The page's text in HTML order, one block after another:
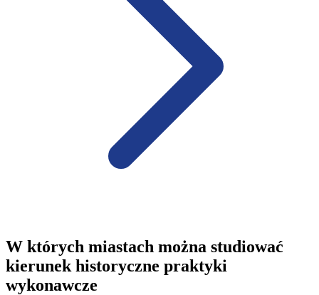
W których miastach można studiować
kierunek historyczne praktyki
wykonawcze